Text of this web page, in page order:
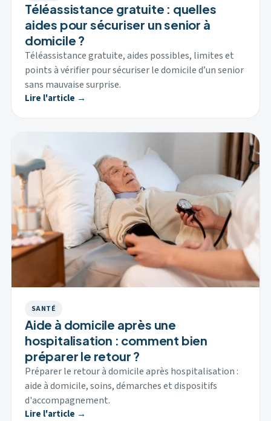
Téléassistance gratuite : quelles
aides pour sécuriser un senior à
domicile ?
Téléassistance gratuite, aides possibles, limites et
points à vérifier pour sécuriser le domicile d’un senior
sans mauvaise surprise.
Lire l'article →
SANTÉ
Aide à domicile après une
hospitalisation : comment bien
préparer le retour ?
Préparer le retour à domicile après hospitalisation :
aide à domicile, soins, démarches et dispositifs
d'accompagnement.
Lire l'article →